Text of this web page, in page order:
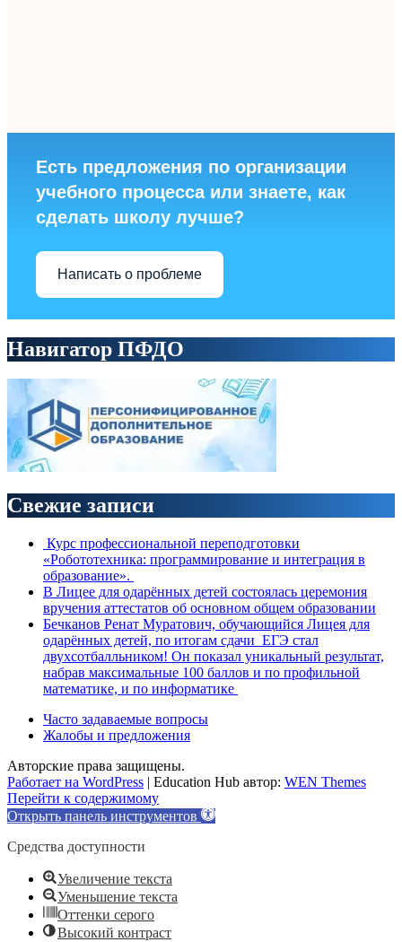
Есть предложения по организации
учебного процесса или знаете, как
сделать школу лучше?
Написать о проблеме
Навигатор ПФДО
Свежие записи
Курс профессиональной переподготовки
«Робототехника: программирование и интеграция в
образование».
В Лицее для одарённых детей состоялась церемония
вручения аттестатов об основном общем образовании
Бечканов Ренат Муратович, обучающийся Лицея для
одарённых детей, по итогам сдачи ЕГЭ стал
двухсотбалльником! Он показал уникальный результат,
набрав максимальные 100 баллов и по профильной
математике, и по информатике
Часто задаваемые вопросы
Жалобы и предложения
Авторские права защищены.
Работает на WordPress | Education Hub автор: WEN Themes
Перейти к содержимому
Открыть панель инструментов
Средства доступности
Увеличение текста
Уменьшение текста
Оттенки серого
Высокий контраст